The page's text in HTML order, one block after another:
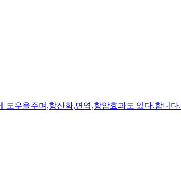
도우을주며,항산화,면역,항암효과도 있다.합니다.